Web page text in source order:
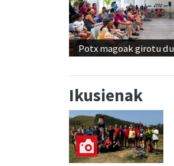
Potx magoak girotu
Ikusienak